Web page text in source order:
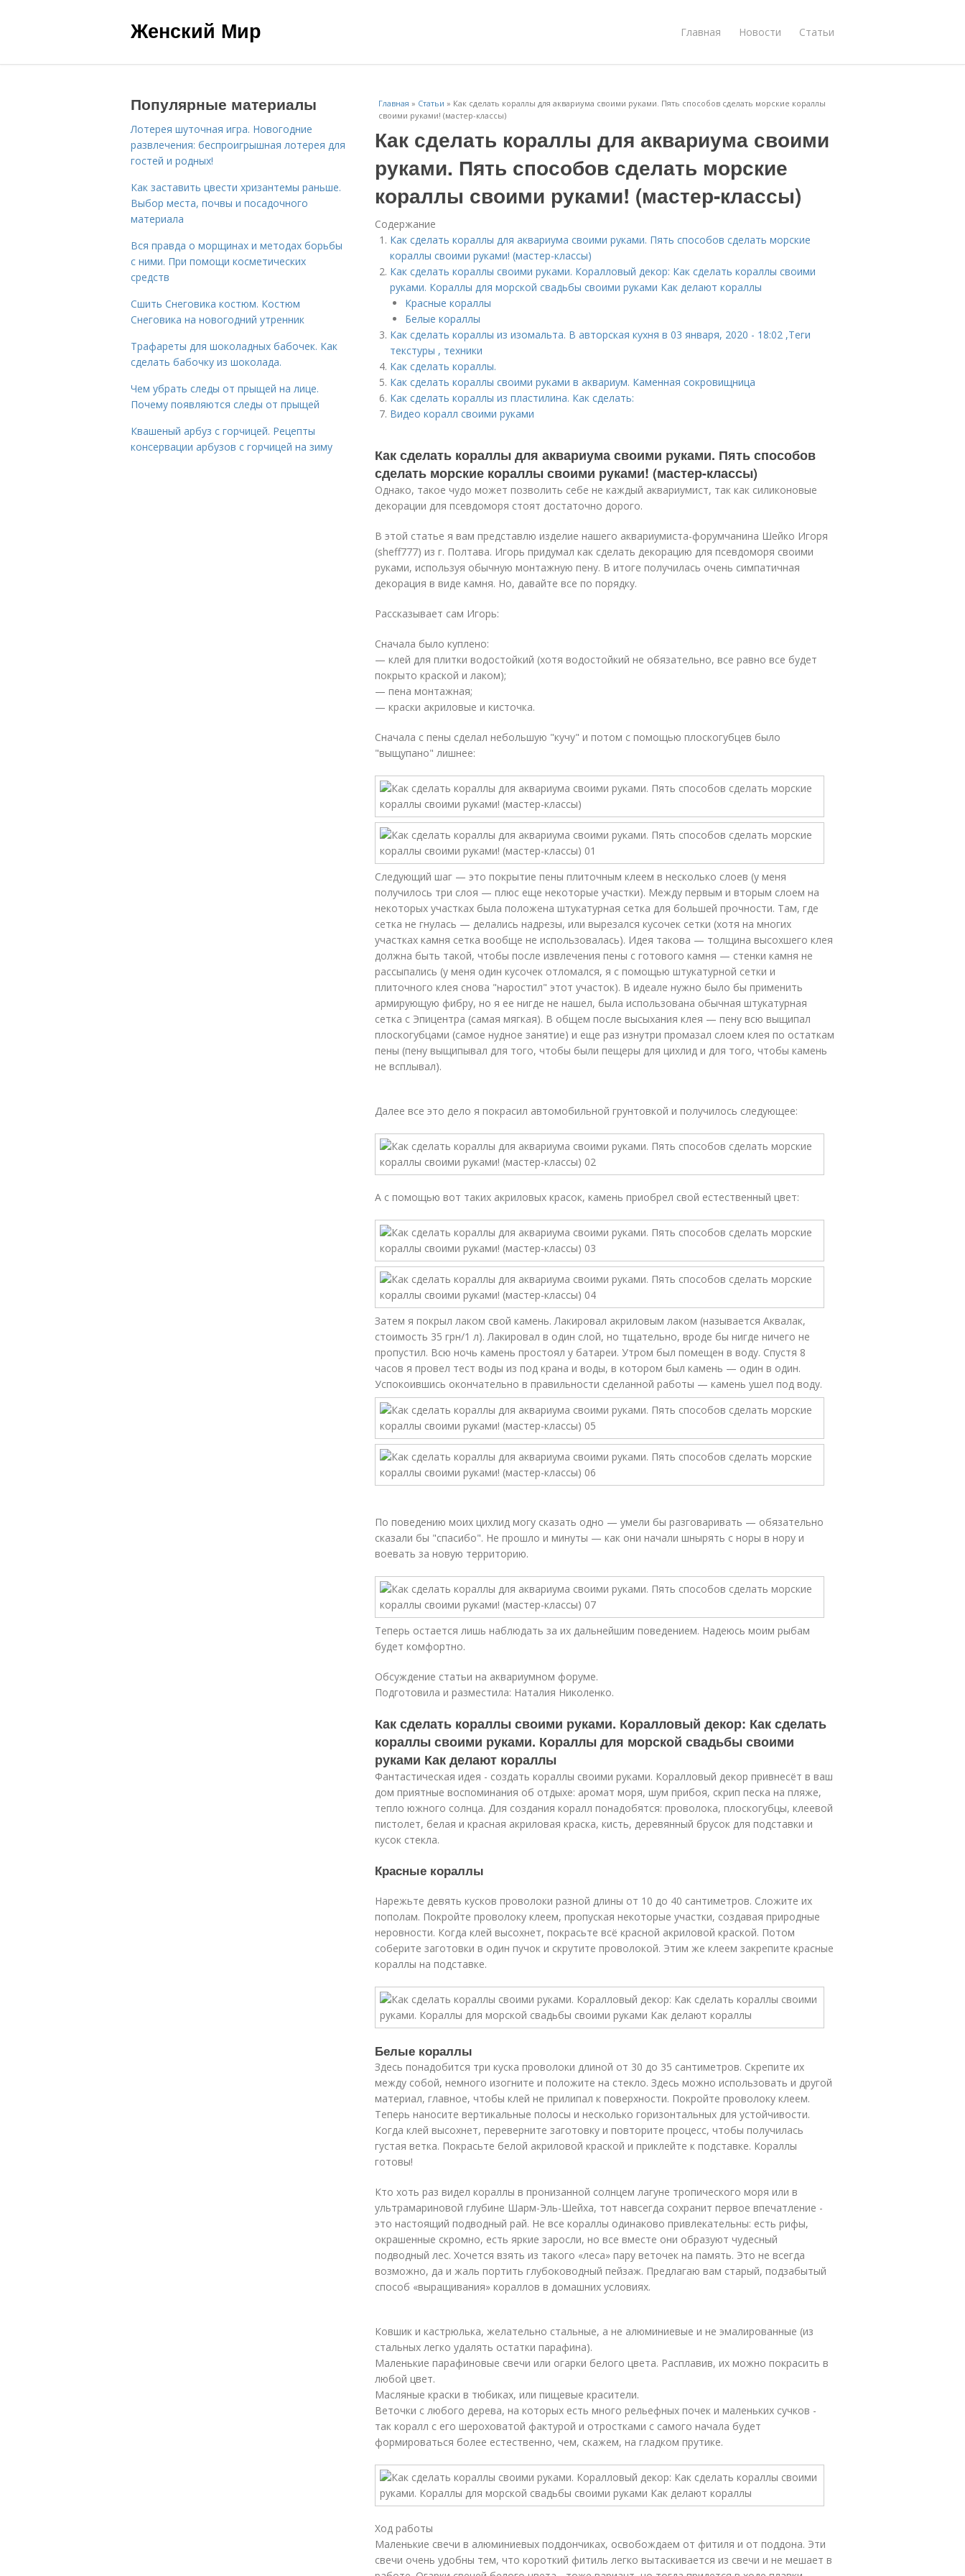
Женский Мир Главная Новости Статьи
Главная » Статьи » Как сделать кораллы для аквариума своими руками. Пять способов сделать морские кораллы
своими руками! (мастер-классы)
Как сделать кораллы для аквариума своими
руками. Пять способов сделать морские
кораллы своими руками! (мастер-классы)
Содержание
Как сделать кораллы для аквариума своими руками. Пять способов сделать морские
кораллы своими руками! (мастер-классы)
Как сделать кораллы своими руками. Коралловый декор: Как сделать кораллы своими
руками. Кораллы для морской свадьбы своими руками Как делают кораллы
Красные кораллы
Белые кораллы
Как сделать кораллы из изомальта. В авторская кухня в 03 января, 2020 - 18:02 ,Теги
текстуры , техники
Как сделать кораллы.
Как сделать кораллы своими руками в аквариум. Каменная сокровищница
Как сделать кораллы из пластилина. Как сделать:
Видео коралл своими руками
Как сделать кораллы для аквариума своими руками. Пять способов
сделать морские кораллы своими руками! (мастер-классы)
Однако, такое чудо может позволить себе не каждый аквариумист, так как силиконовые
декорации для псевдоморя стоят достаточно дорого.
В этой статье я вам представлю изделие нашего аквариумиста-форумчанина Шейко Игоря
(sheff777) из г. Полтава. Игорь придумал как сделать декорацию для псевдоморя своими
руками, используя обычную монтажную пену. В итоге получилась очень симпатичная
декорация в виде камня. Но, давайте все по порядку.
Рассказывает сам Игорь:
Сначала было куплено:
— клей для плитки водостойкий (хотя водостойкий не обязательно, все равно все будет
покрыто краской и лаком);
— пена монтажная;
— краски акриловые и кисточка.
Сначала с пены сделал небольшую "кучу" и потом с помощью плоскогубцев было
"выщупано" лишнее:
Следующий шаг — это покрытие пены плиточным клеем в несколько слоев (у меня
получилось три слоя — плюс еще некоторые участки). Между первым и вторым слоем на
некоторых участках была положена штукатурная сетка для большей прочности. Там, где
сетка не гнулась — делались надрезы, или вырезался кусочек сетки (хотя на многих
участках камня сетка вообще не использовалась). Идея такова — толщина высохшего клея
должна быть такой, чтобы после извлечения пены с готового камня — стенки камня не
рассыпались (у меня один кусочек отломался, я с помощью штукатурной сетки и
плиточного клея снова "наростил" этот участок). В идеале нужно было бы применить
армирующую фибру, но я ее нигде не нашел, была использована обычная штукатурная
сетка с Эпицентра (самая мягкая). В общем после высыхания клея — пену всю выщипал
плоскогубцами (самое нудное занятие) и еще раз изнутри промазал слоем клея по остаткам
пены (пену выщипывал для того, чтобы были пещеры для цихлид и для того, чтобы камень
не всплывал).
Далее все это дело я покрасил автомобильной грунтовкой и получилось следующее:
А с помощью вот таких акриловых красок, камень приобрел свой естественный цвет:
Затем я покрыл лаком свой камень. Лакировал акриловым лаком (называется Аквалак,
стоимость 35 грн/1 л). Лакировал в один слой, но тщательно, вроде бы нигде ничего не
пропустил. Всю ночь камень простоял у батареи. Утром был помещен в воду. Спустя 8
часов я провел тест воды из под крана и воды, в котором был камень — один в один.
Успокоившись окончательно в правильности сделанной работы — камень ушел под воду.
По поведению моих цихлид могу сказать одно — умели бы разговаривать — обязательно
сказали бы "спасибо". Не прошло и минуты — как они начали шнырять с норы в нору и
воевать за новую территорию.
Теперь остается лишь наблюдать за их дальнейшим поведением. Надеюсь моим рыбам
будет комфортно.
Обсуждение статьи на аквариумном форуме.
Подготовила и разместила: Наталия Николенко.
Как сделать кораллы своими руками. Коралловый декор: Как сделать
кораллы своими руками. Кораллы для морской свадьбы своими
руками Как делают кораллы
Фантастическая идея - создать кораллы своими руками. Коралловый декор привнесёт в ваш
дом приятные воспоминания об отдыхе: аромат моря, шум прибоя, скрип песка на пляже,
тепло южного солнца. Для создания коралл понадобятся: проволока, плоскогубцы, клеевой
пистолет, белая и красная акриловая краска, кисть, деревянный брусок для подставки и
кусок стекла.
Красные кораллы
Нарежьте девять кусков проволоки разной длины от 10 до 40 сантиметров. Сложите их
пополам. Покройте проволоку клеем, пропуская некоторые участки, создавая природные
неровности. Когда клей высохнет, покрасьте всё красной акриловой краской. Потом
соберите заготовки в один пучок и скрутите проволокой. Этим же клеем закрепите красные
кораллы на подставке.
Белые кораллы
Здесь понадобится три куска проволоки длиной от 30 до 35 сантиметров. Скрепите их
между собой, немного изогните и положите на стекло. Здесь можно использовать и другой
материал, главное, чтобы клей не прилипал к поверхности. Покройте проволоку клеем.
Теперь наносите вертикальные полосы и несколько горизонтальных для устойчивости.
Когда клей высохнет, переверните заготовку и повторите процесс, чтобы получилась
густая ветка. Покрасьте белой акриловой краской и приклейте к подставке. Кораллы
готовы!
Кто хоть раз видел кораллы в пронизанной солнцем лагуне тропического моря или в
ультрамариновой глубине Шарм-Эль-Шейха, тот навсегда сохранит первое впечатление -
это настоящий подводный рай. Не все кораллы одинаково привлекательны: есть рифы,
окрашенные скромно, есть яркие заросли, но все вместе они образуют чудесный
подводный лес. Хочется взять из такого «леса» пару веточек на память. Это не всегда
возможно, да и жаль портить глубоководный пейзаж. Предлагаю вам старый, подзабытый
способ «выращивания» кораллов в домашних условиях.
Ковшик и кастрюлька, желательно стальные, а не алюминиевые и не эмалированные (из
стальных легко удалять остатки парафина).
Маленькие парафиновые свечи или огарки белого цвета. Расплавив, их можно покрасить в
любой цвет.
Масляные краски в тюбиках, или пищевые красители.
Веточки с любого дерева, на которых есть много рельефных почек и маленьких сучков -
так коралл с его шероховатой фактурой и отростками с самого начала будет
формироваться более естественно, чем, скажем, на гладком прутике.
Ход работы
Маленькие свечи в алюминиевых поддончиках, освобождаем от фитиля и от поддона. Эти
свечи очень удобны тем, что короткий фитиль легко вытаскивается из свечи и не мешает в
Популярные материалы
Лотерея шуточная игра. Новогодние
развлечения: беспроигрышная лотерея для
гостей и родных!
Как заставить цвести хризантемы раньше.
Выбор места, почвы и посадочного
материала
Вся правда о морщинах и методах борьбы
с ними. При помощи косметических
средств
Сшить Снеговика костюм. Костюм
Снеговика на новогодний утренник
Трафареты для шоколадных бабочек. Как
сделать бабочку из шоколада.
Чем убрать следы от прыщей на лице.
Почему появляются следы от прыщей
Квашеный арбуз с горчицей. Рецепты
консервации арбузов с горчицей на зиму